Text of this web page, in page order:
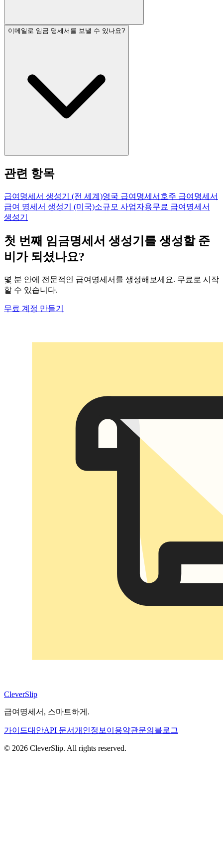
이메일로 임금 명세서를 보낼 수 있나요?
관련 항목
급여명세서 생성기 (전 세계)영국 급여명세서 호주 급여명세서
급여 명세서 생성기 (미국)소규모 사업자용무료 급여명세서
생성기
첫 번째 임금명세서 생성기를 생성할 준
비가 되셨나요?
몇 분 안에 전문적인 급여명세서를 생성해보세요. 무료로 시작
할 수 있습니다.
무료 계정 만들기
CleverSlip
급여명세서, 스마트하게.
가이드대안API 문서개인정보 이용약관문의 블로그
© 2026 CleverSlip. All rights reserved.